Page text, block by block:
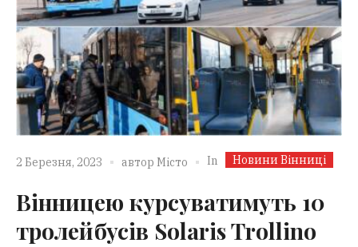
2 Березня, 2023 автор Місто In Новини Вінниці
Вінницею курсуватимуть 10
тролейбусів Solaris Trollino